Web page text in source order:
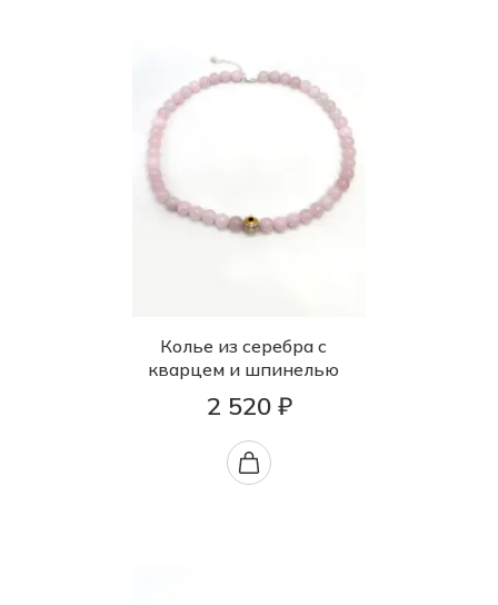
Колье из серебра с
кварцем и шпинелью
2 520 ₽